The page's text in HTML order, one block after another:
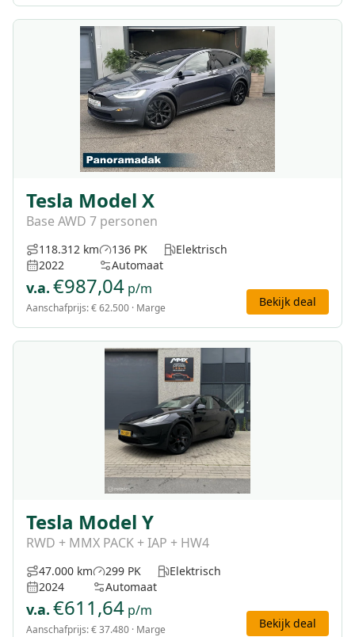
Tesla Model X
Base AWD 7 personen
118.312 km
2022
136 PK
Automaat
Elektrisch
v.a. €987,04 p/m
Aanschafprijs:€ 62.500 · Marge Bekijk deal
Tesla Model Y
RWD + MMX PACK + IAP + HW4
47.000 km
2024
299 PK
Automaat
Elektrisch
v.a. €611,64 p/m
Aanschafprijs:€ 37.480 · Marge Bekijk deal